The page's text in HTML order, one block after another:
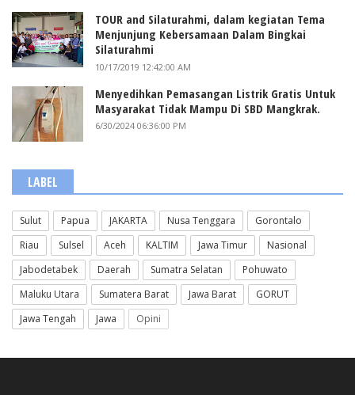
TOUR and Silaturahmi, dalam kegiatan Tema
Menjunjung Kebersamaan Dalam Bingkai
Silaturahmi
10/17/2019 12:42:00 AM
Menyedihkan Pemasangan Listrik Gratis Untuk
Masyarakat Tidak Mampu Di SBD Mangkrak.
6/30/2024 06:36:00 PM
LABEL
Sulut Papua JAKARTA Nusa Tenggara
Gorontalo
Riau
Sulsel Aceh KALTIM Jawa Timur
Nasional
Jabodetabek
Daerah Sumatra Selatan
Pohuwato
Maluku Utara
Sumatera Barat Jawa Barat
GORUT
Jawa Tengah
Jawa Opini